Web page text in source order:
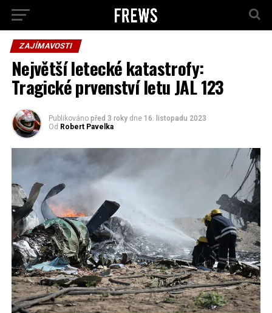
ZAJÍMAVOSTI
Největší letecké katastrofy:
Tragické prvenství letu JAL 123
Publikováno před 3 roky dne 16. listopadu 2023
Od Robert Pavelka